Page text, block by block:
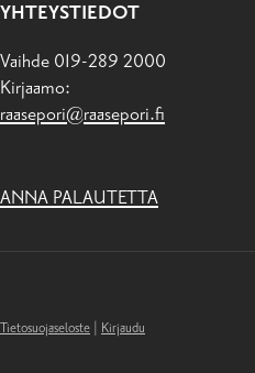
YHTEYSTIEDOT
Vaihde 019-289 2000
Kirjaamo:
raasepori@raasepori.fi
ANNA PALAUTETTA
Tietosuojaseloste Kirjaudu